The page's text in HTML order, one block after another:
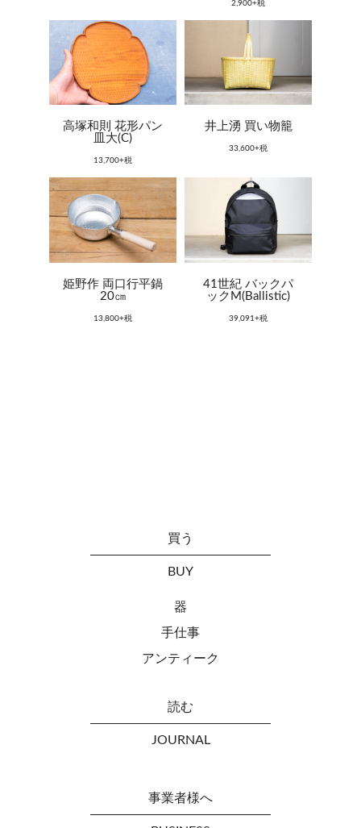
2,900+税
高塚和則 花形パン
皿大(C)
13,700+税
井上湧 買い物籠
33,600+税
姫野作 両口行平鍋
20㎝
13,800+税
41世紀 バックパ
ックM(Ballistic)
39,091+税
買う
BUY
器
手仕事
アンティーク
読む
JOURNAL
事業者様へ